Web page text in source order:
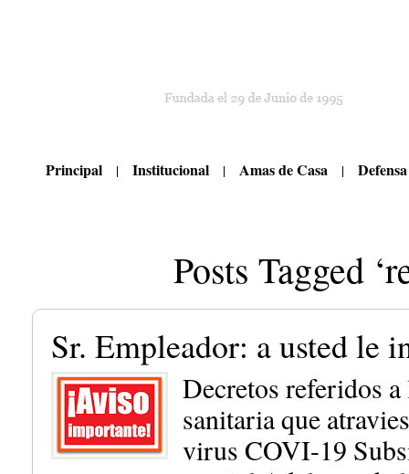
Principal Institucional Amas de Casa
Posts Tagged
Sr. Empleador: a usted le
Decretos referidos
sanitaria que
virus COVI-19